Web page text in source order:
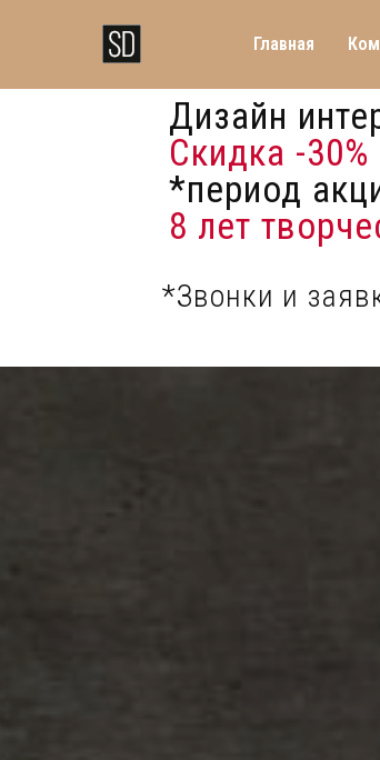
Главная
*Звонки и
Дизайн
Скидка -30%
*период
8 лет